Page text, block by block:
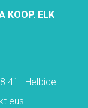
KOOP. ELK
41 | Helbide